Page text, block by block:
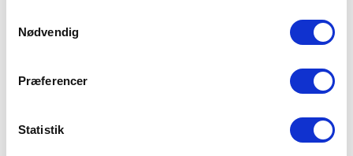
Du kan læse mere om vores brug af cookies under
"Detaljer" eller ved at klikke videre til vores Cookiepolitik,
Nødvendig
Præferencer
Statistik